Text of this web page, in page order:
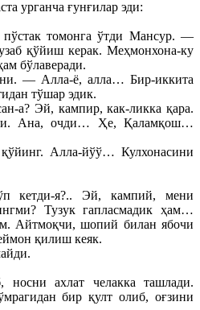
урганча ғунғилар эди:
томонга ўтди Мансур. —
қўйиш керак. Меҳмонхона-ку
бўлаверади.
— Алла-ё, алла… Бир-иккита
тўшар эдик.
а? Эй, кампир, как-ликка қара.
Ана, очди… Ҳе, Қаламқош…
Алла-йўў… Кулхонасини
кетди-я?.. Эй, кампий, мени
Тузук гапласмадик ҳам…
Айтмоқчи, шопий билан ябочи
қилиш кеяк.
носни ахлат челакка ташлади.
бир қулт олиб, оғзини